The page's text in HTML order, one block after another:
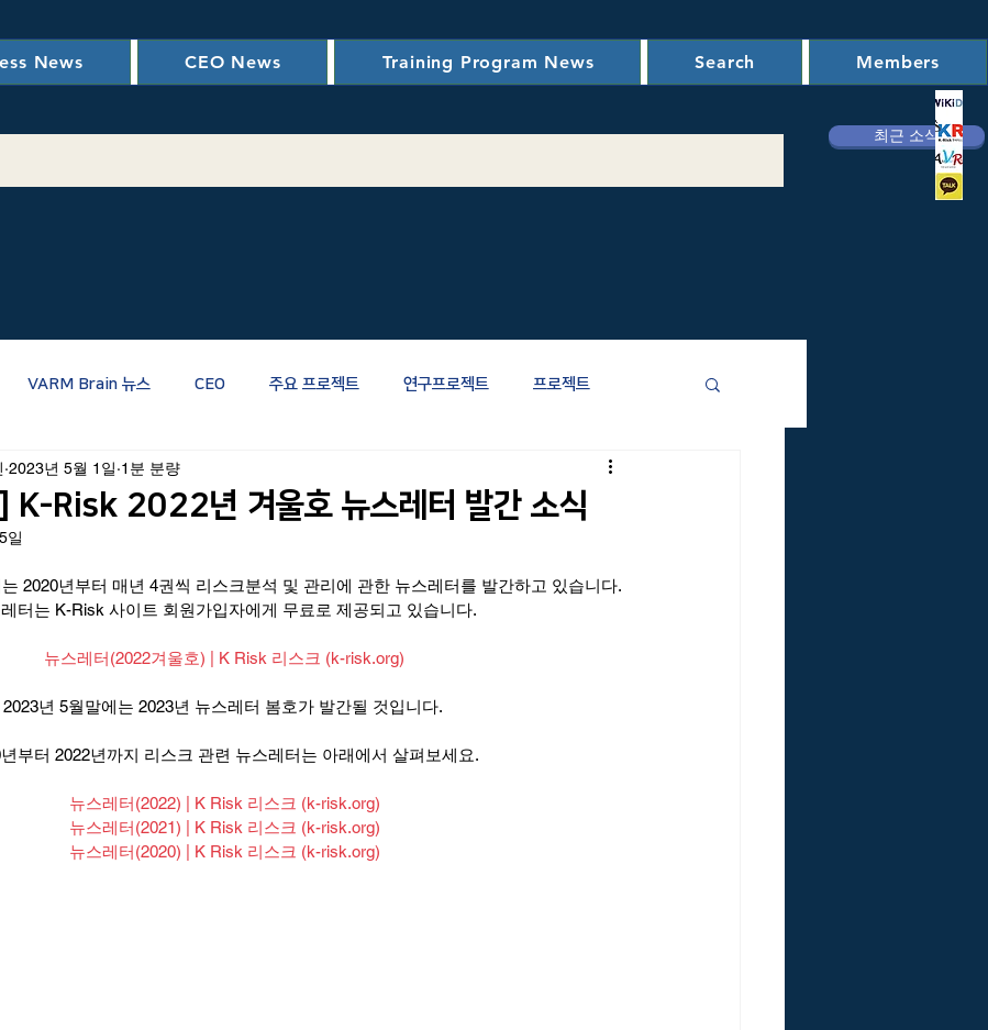
News CEO News Training Program News Search Members
최근 소식
VARM Brain 뉴스 CEO 주요 프로젝트 연구프로젝트 프로젝트
련 RM관련 PM/CM/스마트건설
교육 및 훈련 관련 Systems Engineering 인지편향
K-Risk 2022년 겨울호 뉴스레터 발간 소식
2023년 5월 1일 1분 분량
일
2020년부터 매년 4권씩 리스크분석 및 관리에 관한 뉴스레터를 발간하고 있습니다.
터는 K-Risk 사이트 회원가입자에게 무료로 제공되고 있습니다.
뉴스레터(2022겨울호) | K Risk 리스크 (k-risk.org)
2023년 5월말에는 2023년 뉴스레터 봄호가 발간될 것입니다.
부터 2022년까지 리스크 관련 뉴스레터는 아래에서 살펴보세요.
뉴스레터(2022) | K Risk 리스크 (k-risk.org)
뉴스레터(2021) | K Risk 리스크 (k-risk.org)
뉴스레터(2020) | K Risk 리스크 (k-risk.org)